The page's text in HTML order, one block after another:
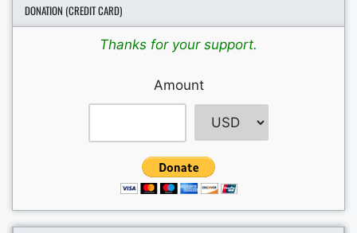
DONATION (CREDIT CARD)
Thanks for your support.
Amount